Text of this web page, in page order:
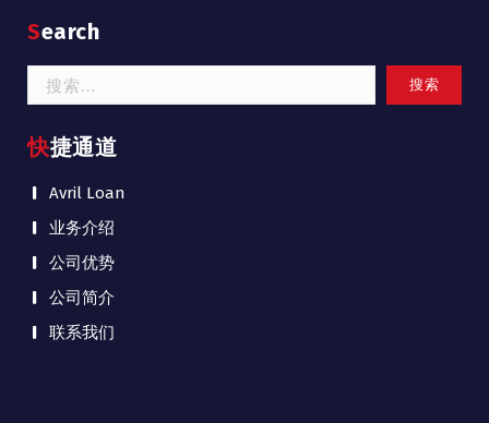
Search
索：
快捷通道
Avril Loan
业务介绍
公司优势
公司简介
联系我们